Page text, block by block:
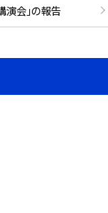
会」の報告